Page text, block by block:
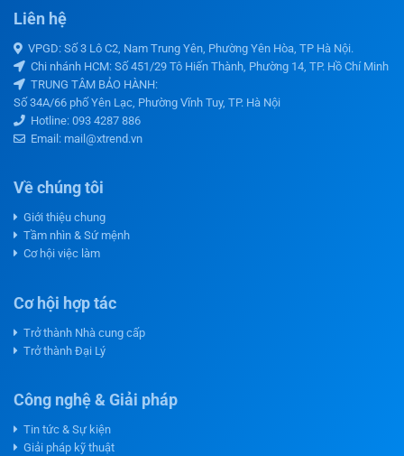
Liên hệ
VPGD: Số 3 Lô C2, Nam Trung Yên, Phường Yên Hòa, TP Hà Nội.
Chi nhánh HCM: Số 451/29 Tô Hiến Thành, Phường 14, TP. Hồ Chí Minh
TRUNG TÂM BẢO HÀNH:
Số 34A/66 phố Yên Lạc, Phường Vĩnh Tuy, TP. Hà Nội
Hotline: 093 4287 886
Email: mail@xtrend.vn
Về chúng tôi
Giới thiệu chung
Tầm nhìn & Sứ mệnh
Cơ hội việc làm
Cơ hội hợp tác
Trở thành Nhà cung cấp
Trở thành Đại Lý
Công nghệ & Giải pháp
Tin tức & Sự kiện
Giải pháp kỹ thuật